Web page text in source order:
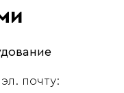
почту: